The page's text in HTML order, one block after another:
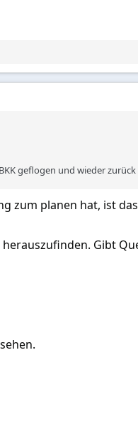
geflogen und wieder
zum planen hat, ist
Gibt